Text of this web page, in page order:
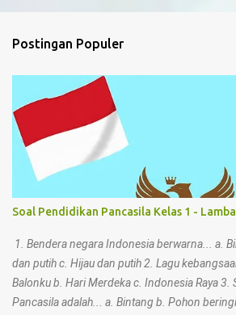
Postingan Populer
Soal Pendidikan Pancasila Kelas 1 -
1. Bendera negara Indonesia berwarna... a.
dan putih c. Hijau dan putih 2. Lagu
Balonku b. Hari Merdeka c. Indonesia Raya 3.
Pancasila adalah... a. Bintang b. Pohon